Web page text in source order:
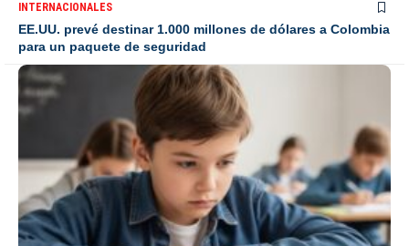
INTERNACIONALES
EE.UU. prevé destinar 1.000 millones de dólares a Colombia
para un paquete de seguridad